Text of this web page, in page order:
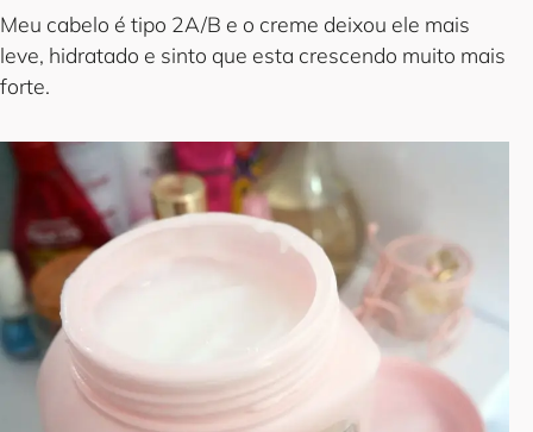
Meu cabelo é tipo 2A/B e o creme deixou ele mais
leve, hidratado e sinto que esta crescendo muito mais
forte.